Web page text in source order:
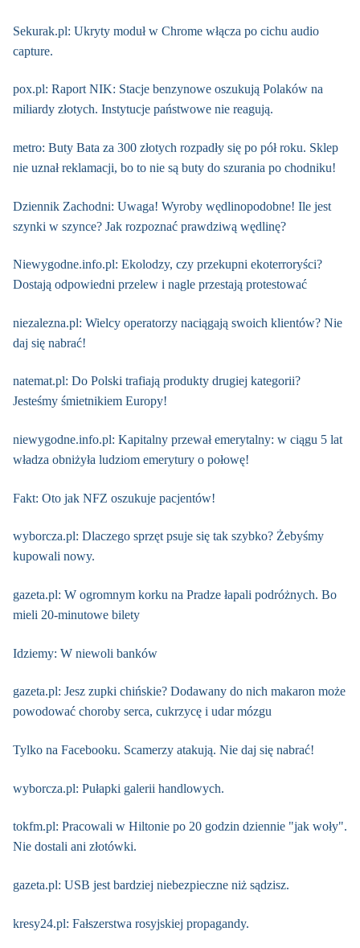
Sekurak.pl: Ukryty moduł w Chrome włącza po cichu audio
capture.
pox.pl: Raport NIK: Stacje benzynowe oszukują Polaków na
miliardy złotych. Instytucje państwowe nie reagują.
metro: Buty Bata za 300 złotych rozpadły się po pół roku. Sklep
nie uznał reklamacji, bo to nie są buty do szurania po chodniku!
Dziennik Zachodni: Uwaga! Wyroby wędlinopodobne! Ile jest
szynki w szynce? Jak rozpoznać prawdziwą wędlinę?
Niewygodne.info.pl: Ekolodzy, czy przekupni ekoterroryści?
Dostają odpowiedni przelew i nagle przestają protestować
niezalezna.pl: Wielcy operatorzy naciągają swoich klientów? Nie
daj się nabrać!
natemat.pl: Do Polski trafiają produkty drugiej kategorii?
Jesteśmy śmietnikiem Europy!
niewygodne.info.pl: Kapitalny przewał emerytalny: w ciągu 5 lat
władza obniżyła ludziom emerytury o połowę!
Fakt: Oto jak NFZ oszukuje pacjentów!
wyborcza.pl: Dlaczego sprzęt psuje się tak szybko? Żebyśmy
kupowali nowy.
gazeta.pl: W ogromnym korku na Pradze łapali podróżnych. Bo
mieli 20-minutowe bilety
Idziemy: W niewoli banków
gazeta.pl: Jesz zupki chińskie? Dodawany do nich makaron może
powodować choroby serca, cukrzycę i udar mózgu
Tylko na Facebooku. Scamerzy atakują. Nie daj się nabrać!
wyborcza.pl: Pułapki galerii handlowych.
tokfm.pl: Pracowali w Hiltonie po 20 godzin dziennie "jak woły".
Nie dostali ani złotówki.
gazeta.pl: USB jest bardziej niebezpieczne niż sądzisz.
kresy24.pl: Fałszerstwa rosyjskiej propagandy.